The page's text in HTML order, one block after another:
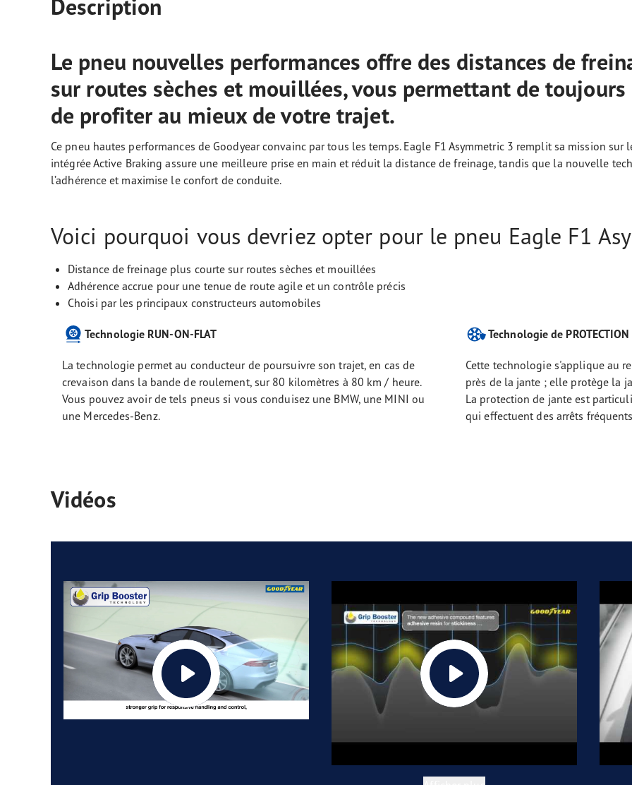
Description
Le pneu nouvelles performances offre des distances de
sur routes sèches et mouillées, vous permettant de
de profiter au mieux de votre trajet.
Ce pneu hautes performances de Goodyear convainc par tous les temps. Eagle F1 Asymmetric 3 remplit sa mission
intégrée Active Braking assure une meilleure prise en main et réduit la distance de freinage, tandis que la nouvelle
l’adhérence et maximise le confort de conduite.
Voici pourquoi vous devriez opter pour le pneu Eagle F1
Distance de freinage plus courte sur routes sèches et mouillées
Adhérence accrue pour une tenue de route agile et un contrôle précis
Choisi par les principaux constructeurs automobiles
Technologie RUN-ON-FLAT
La technologie permet au conducteur de poursuivre son trajet, en cas de
crevaison dans la bande de roulement, sur 80 kilomètres à 80 km / heure.
Vous pouvez avoir de tels pneus si vous conduisez une BMW, une MINI ou
une Mercedes-Benz.
Technologie de PROTECTION
Cette technologie s'applique au
près de la jante ; elle protège la
La protection de jante est
qui effectuent des arrêts
Vidéos